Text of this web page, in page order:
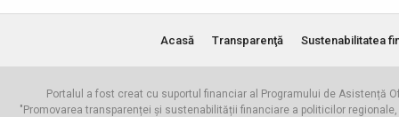
Acasă Transparenţă Sustenabilitatea
Portalul a fost creat cu suportul financiar al Programului de Asistență
"Promovarea transparenței și sustenabilității financiare a politicilor